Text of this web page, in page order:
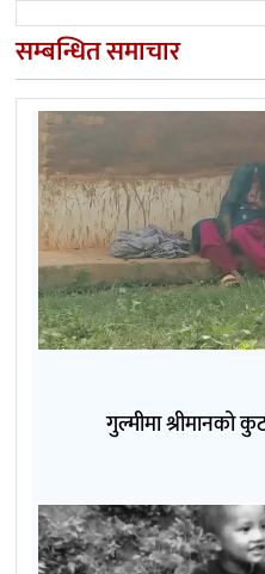
सम्बन्धित समाचार
गुल्मीमा श्रीमानको